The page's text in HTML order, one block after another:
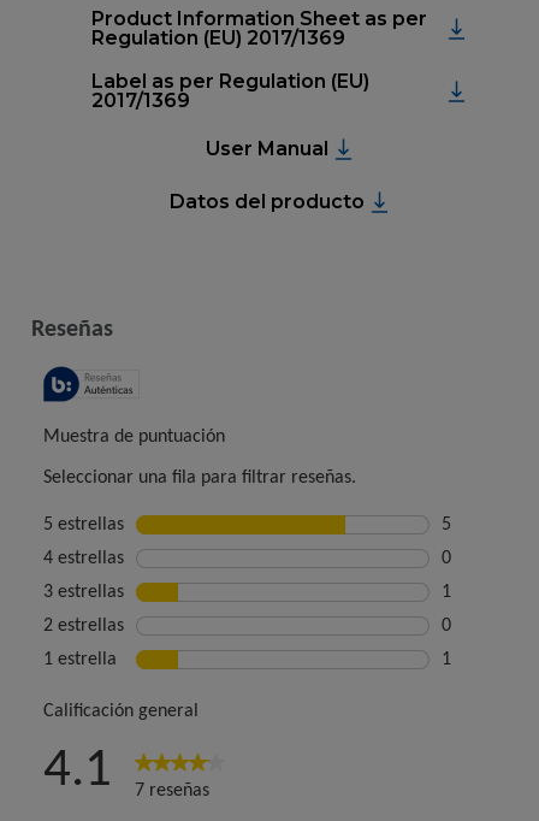
Product Information Sheet as per
Regulation (EU) 2017/1369
Label as per Regulation (EU)
2017/1369
User Manual
Datos del producto